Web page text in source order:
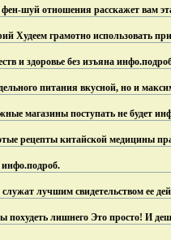
шуй отношения расскажет вам
Худеем грамотно использовать
и здоровье без изъяна инфо.
питания вкусной, но и
магазины поступать не будет
рецепты китайской медицины
инфо.подроб.
лучшим свидетельством ее
похудеть лишнего Это просто! И